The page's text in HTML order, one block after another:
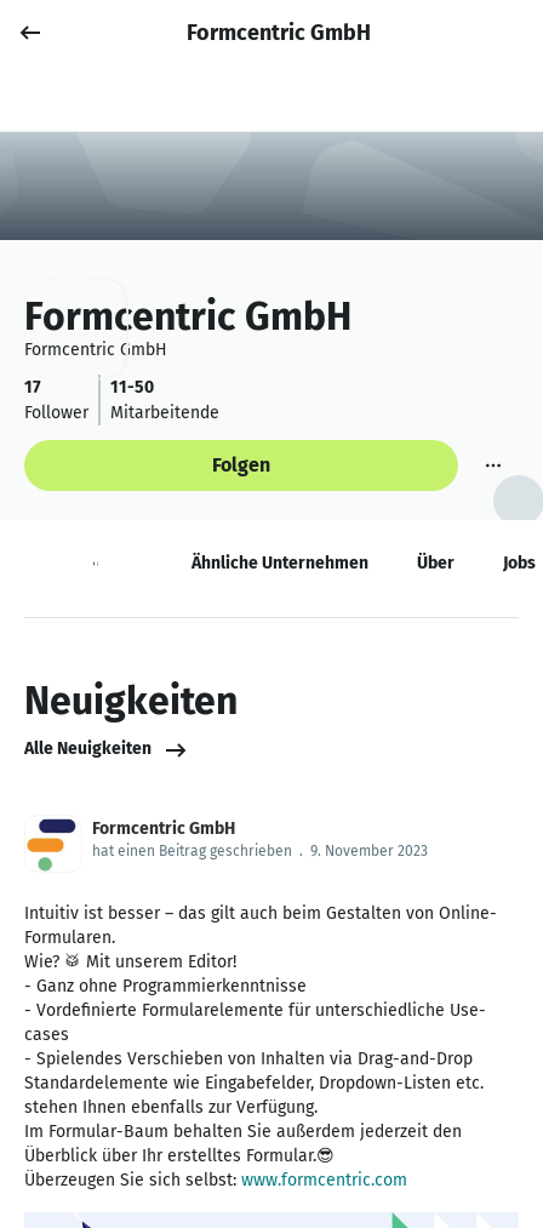
Anmelden
Formcentric GmbH
Formcentric GmbH
Formcentric GmbH
17
Follower
11-50
Mitarbeitende
Folgen
Neuigkeiten Ähnliche Unternehmen Über Jobs
Neuigkeiten
Alle Neuigkeiten
Formcentric GmbH
hat einen Beitrag geschrieben . 9. November 2023
Intuitiv ist besser – das gilt auch beim Gestalten von Online-
Formularen.
Wie? 🥁 Mit unserem Editor!
- Ganz ohne Programmierkenntnisse
- Vordefinierte Formularelemente für unterschiedliche Use-
cases
- Spielendes Verschieben von Inhalten via Drag-and-Drop
Standardelemente wie Eingabefelder, Dropdown-Listen etc.
stehen Ihnen ebenfalls zur Verfügung.
Im Formular-Baum behalten Sie außerdem jederzeit den
Überblick über Ihr erstelltes Formular.😎
Überzeugen Sie sich selbst: www.formcentric.com